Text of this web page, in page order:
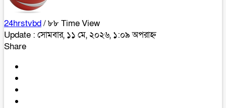
24hrstvbd/ ৮৮ Time View
Update : সোমবার, ১১ মে, ২০২৬, ১:০৯ অপরাহ্ন
Share